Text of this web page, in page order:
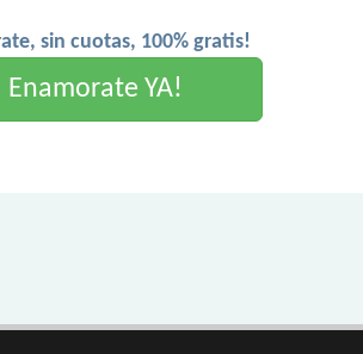
sin cuotas, 100% gratis!
Enamorate YA!